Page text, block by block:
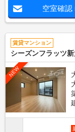
空室確認
賃貸マンション
シーズンフラッツ
NEW